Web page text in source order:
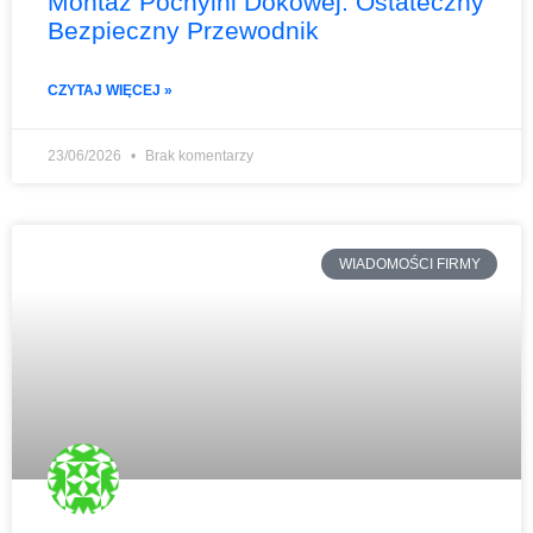
Bezpieczny Przewodnik
CZYTAJ WIĘCEJ »
23/06/2026 Brak komentarzy
WIADOMOŚCI FIRMY